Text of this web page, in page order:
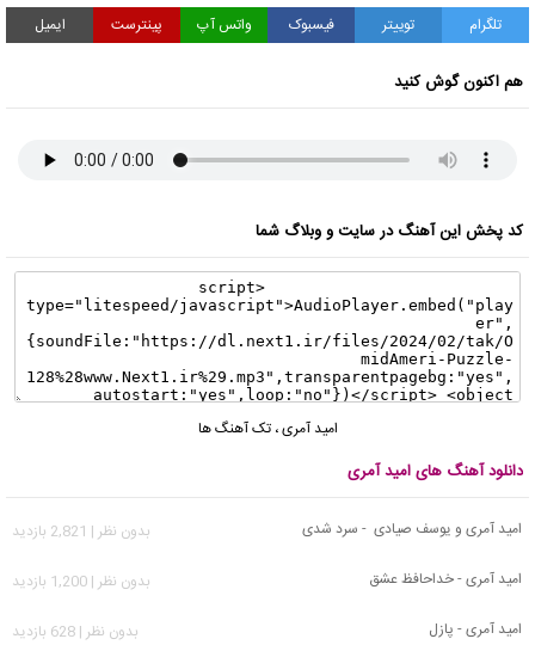
تلگرام توییتر فیسبوک واتس آپ پینترست ایمیل
هم اکنون گوش کنید
کد پخش این آهنگ در سایت و وبلاگ شما
امید آمری،تک آهنگ ها
دانلود آهنگ های امید آمری
امید آمری و یوسف صیادی - سرد شدی
بدون نظر | 2,821 بازدید
امید آمری - خداحافظ عشق
بدون نظر | 1,200 بازدید
امید آمری - پازل
بدون نظر | 628 بازدید